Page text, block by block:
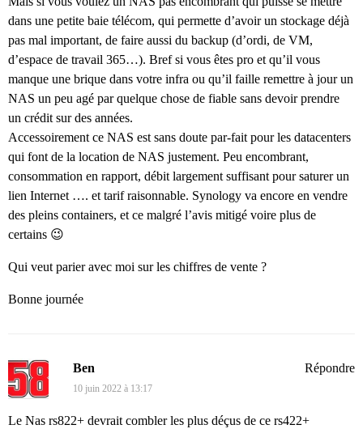
dans une petite baie télécom, qui permette d’avoir un stockage déjà
pas mal important, de faire aussi du backup (d’ordi, de VM,
d’espace de travail 365…). Bref si vous êtes pro et qu’il vous
manque une brique dans votre infra ou qu’il faille remettre à jour un
NAS un peu agé par quelque chose de fiable sans devoir prendre
un crédit sur des années.
Accessoirement ce NAS est sans doute par-fait pour les datacenters
qui font de la location de NAS justement. Peu encombrant,
consommation en rapport, débit largement suffisant pour saturer un
lien Internet …. et tarif raisonnable. Synology va encore en vendre
des pleins containers, et ce malgré l’avis mitigé voire plus de
certains 😉
Qui veut parier avec moi sur les chiffres de vente ?
Bonne journée
Ben
10 juin 2022 à 13:17
Le Nas rs822+ devrait combler les plus déçus de ce rs422+
Répondre